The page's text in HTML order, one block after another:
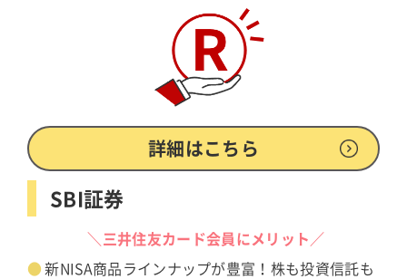
詳細はこちら
SBI証券
＼三井住友カード会員にメリット／
新NISA商品ラインナップが豊富！株も投資信託も